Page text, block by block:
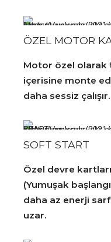
ÖZEL MOTOR
Motor özel olarak
içerisine monte
daha sessiz çalışır.
SOFT START
Özel devre
(Yumuşak
daha az enerji
uzar.